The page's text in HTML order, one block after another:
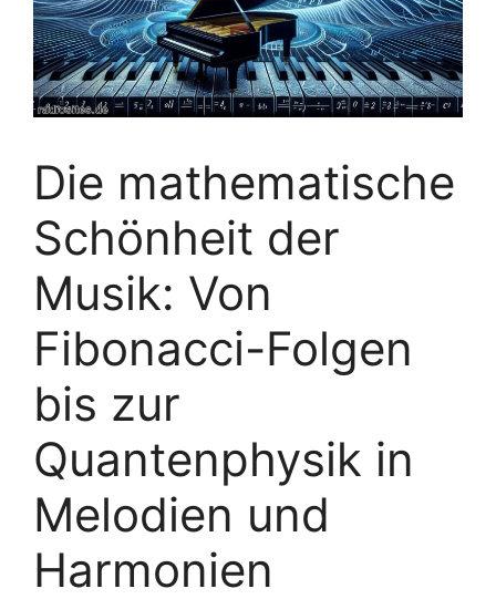
Die mathematische
Schönheit der
Musik: Von
Fibonacci-Folgen
bis zur
Quantenphysik in
Melodien und
Harmonien